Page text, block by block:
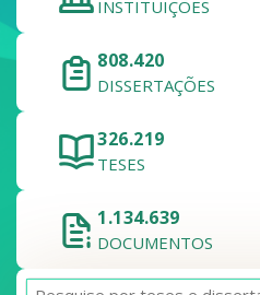
INSTITUIÇÕES
808.420
DISSERTAÇÕES
326.219
TESES
1.134.639
DOCUMENTOS